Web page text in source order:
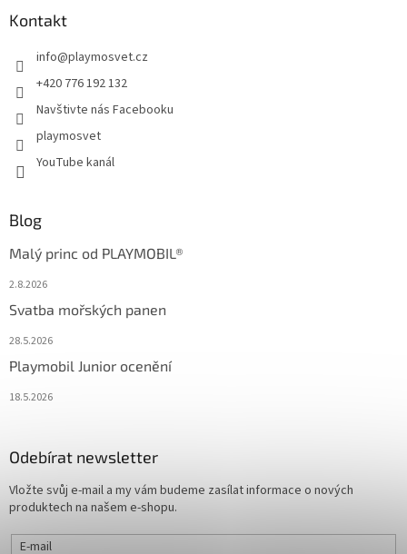
Kontakt
info@playmosvet.cz
+420 776 192 132
Navštivte nás Facebooku
playmosvet
YouTube kanál
Blog
Malý princ od PLAYMOBIL®
2.8.2026
Svatba mořských panen
28.5.2026
Playmobil Junior ocenění
18.5.2026
Odebírat newsletter
Vložte svůj e-mail a my vám budeme zasílat informace o nových
produktech na našem e-shopu.
E-mail